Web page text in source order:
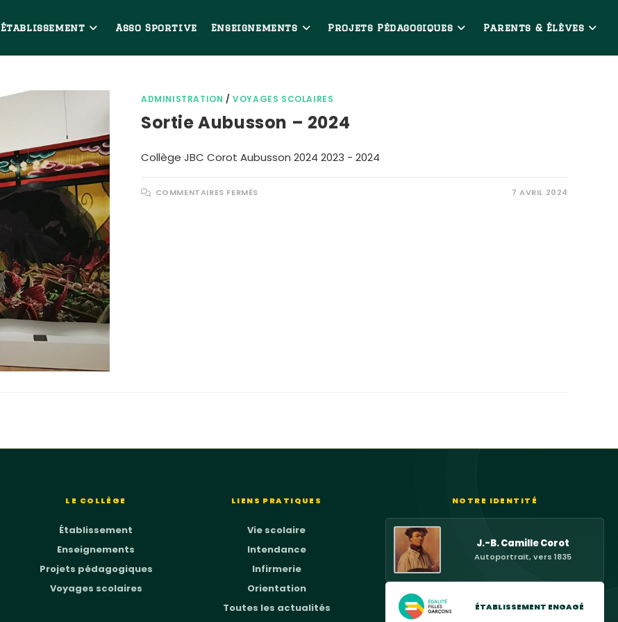
Établissement Asso Sportive Enseignements Projets Pédagogiques Parents & Élèves
ADMINISTRATION /VOYAGES SCOLAIRES
Sortie Aubusson – 2024
Collège JBC Corot Aubusson 2024 2023 - 2024
COMMENTAIRES FERMÉS 7 AVRIL 2024
LE COLLÈGE
Établissement
Enseignements
Projets pédagogiques
Voyages scolaires
LIENS PRATIQUES
Vie scolaire
Intendance
Infirmerie
Orientation
Toutes les actualités
NOTRE IDENTITÉ
J.-B. Camille Corot
Autoportrait, vers 1835
ÉTABLISSEMENT ENGAGÉ